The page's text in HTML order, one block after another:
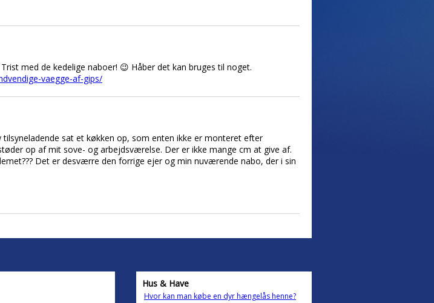
med de kedelige naboer! 😉 Håber det kan bruges til noget.
vaegge-af-gips/
sat et køkken op, som enten ikke er monteret efter
op af mit sove- og arbejdsværelse. Der er ikke mange cm at give af.
Det er desværre den forrige ejer og min nuværende nabo, der i sin
Hus & Have
Hvor kan man købe en dyr hængelås henne?